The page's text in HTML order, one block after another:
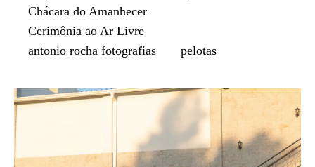
Chácara do Amanhecer
Cerimônia ao Ar Livre
antonio rocha fotografias
pelotas